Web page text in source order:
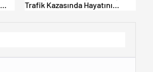
Trafik Kazasında Hayatını